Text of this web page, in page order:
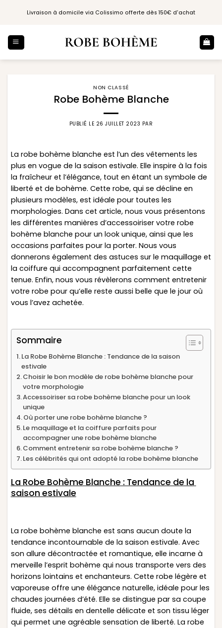
Livraison à domicile via Colissimo offerte dès 150€ d'achat
NON CLASSÉ
Robe Bohème Blanche
PUBLIÉ LE 26 JUILLET 2023 PAR
La robe bohème blanche est l’un des vêtements les
plus en vogue de la saison estivale. Elle inspire à la fois
la fraîcheur et l’élégance, tout en étant un symbole de
liberté et de bohème. Cette robe, qui se décline en
plusieurs modèles, est idéale pour toutes les
morphologies. Dans cet article, nous vous présentons
les différentes manières d’accessoiriser votre robe
bohème blanche pour un look unique, ainsi que les
occasions parfaites pour la porter. Nous vous
donnerons également des astuces sur le maquillage et
la coiffure qui accompagnent parfaitement cette
tenue. Enfin, nous vous révèlerons comment entretenir
votre robe pour qu’elle reste aussi belle que le jour où
vous l’avez achetée.
Sommaire
La Robe Bohème Blanche : Tendance de la saison
estivale
Choisir le bon modèle de robe bohème blanche pour
votre morphologie
Accessoiriser sa robe bohème blanche pour un look
unique
Où porter une robe bohème blanche ?
Le maquillage et la coiffure parfaits pour
accompagner une robe bohème blanche
Comment entretenir sa robe bohème blanche ?
Les célébrités qui ont adopté la robe bohème blanche
La Robe Bohème Blanche : Tendance de la
saison estivale
La robe bohème blanche est sans aucun doute la
tendance incontournable de la saison estivale. Avec
son allure décontractée et romantique, elle incarne à
merveille l’esprit bohème qui nous transporte vers des
horizons lointains et enchanteurs. Cette robe légère et
vaporeuse offre une élégance naturelle, idéale pour les
chaudes journées d’été. Elle se distingue par sa coupe
fluide, ses détails en dentelle délicate et son tissu léger
qui permet une agréable sensation de liberté. La robe